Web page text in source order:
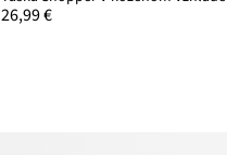
26,99 €